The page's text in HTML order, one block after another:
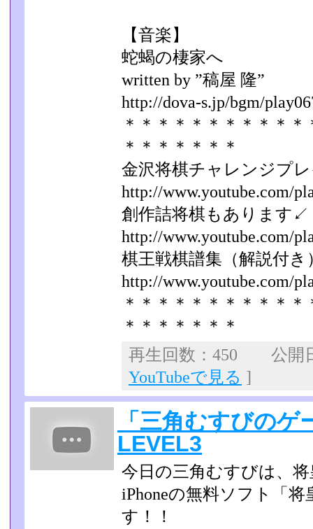
【音楽】
蛇蝎の棲家へ
written by ”稿屋 隆”
http://dova-s.jp/bgm/
＊＊＊＊＊＊＊＊＊＊
＊＊＊＊＊＊＊
金沢将棋チャレンジプ
http://www.youtube.com/
創作詰将棋もあります↙
http://www.youtube.com/
棋王戦棋譜集（解説付
http://www.youtube.com/
＊＊＊＊＊＊＊＊＊＊
＊＊＊＊＊＊＊
再生回数：450 公開
YouTubeで見る ]
「三角むすびのゲ
LEVEL3
今日の三角むすびは、
iPhoneの無料ソフト「
す！！